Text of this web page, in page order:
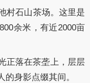
村石山茶场。这里是
余米，有近2000亩
正落在茶垄上，层层
身影点缀其间。